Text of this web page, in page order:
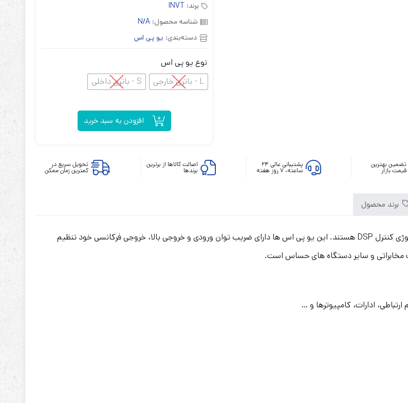
ابزارهای مدیریت یوپی‌اس
تابلوی بای پس
برند: INVT
شناسه محصول: N/A
دسته‌بندی: یو پی اس
نوع یو پی اس
L - باتری خارجی
S - باتری داخلی
افزودن به سبد خرید
تضمین بهترین
قیمت بازار
پشتیبانی عالی ۲۴
ساعته، ۷ روز هفته
اصالت کالاها از برترین
برندها
تحویل سریع در
کمترین زمان ممکن
برند محصول
یو پی اس INVT سری HT1102 ، یو پی اس های آنلاین دابل کانورژن با تکنولوژی کنترل DSP هستند. این یو پی اس ها دارای ضریب توان ورودی و خروجی بالا، خروجی فرکانسی خود تنظیم
ادارات، کامپیوترها و …